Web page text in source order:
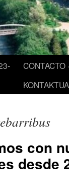
CONTACTO ·
KONTAKTUA
con
desde